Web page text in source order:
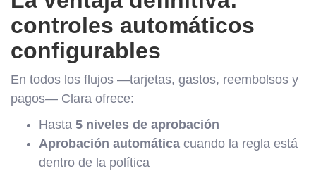
controles automáticos
configurables
En todos los flujos —tarjetas, gastos, reembolsos y
pagos— Clara ofrece:
Hasta 5 niveles de aprobación
Aprobación automática cuando la regla está
dentro de la política